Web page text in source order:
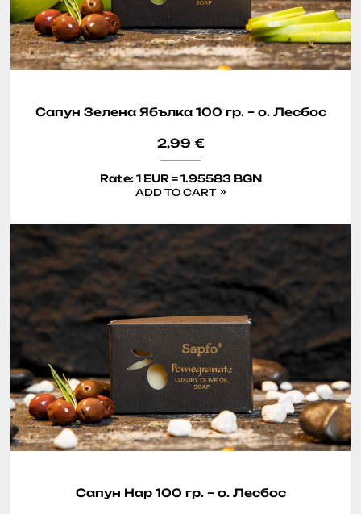
Сапун Зелена Ябълка 100 гр. – о. Лесбос
2,99 €
Rate: 1 EUR = 1.95583 BGN
ADD TO CART
Сапун Нар 100 гр. – о. Лесбос